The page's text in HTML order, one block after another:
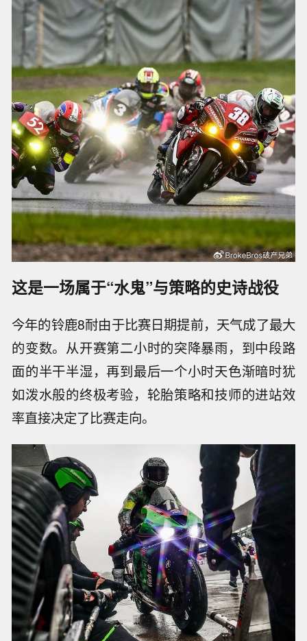
这是一场属于“水鬼”与策略的史诗战役
今年的铃鹿8耐由于比赛日期提前，天气成了最大
的变数。从开赛第二小时的突降暴雨，到中段路
面的半干半湿，再到最后一个小时天色渐暗时犹
如泼水般的终极考验，轮胎策略和技师的进站效
率直接决定了比赛走向。